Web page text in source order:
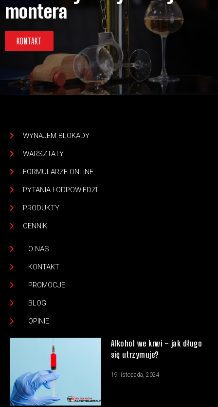
montera
KONTAKT
WYNAJEM BLOKADY
WARSZTATY
FORMULARZE ONLINE
PYTANIA I ODPOWIEDZI
PRODUKTY
CENNIK
O NAS
KONTAKT
PROMOCJE
BLOG
OPINIE
Alkohol we krwi – jak długo
się utrzymuje?
19 listopada, 2024